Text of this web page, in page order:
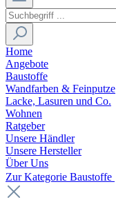
Home
Angebote
Baustoffe
Wandfarben & Feinputze
Lacke, Lasuren und Co.
Wohnen
Ratgeber
Unsere Händler
Unsere Hersteller
Über Uns
Zur Kategorie Baustoffe